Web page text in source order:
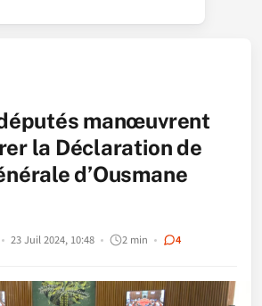
manœuvrent
la Déclaration de
d’Ousmane
23 Juil 2024, 10:48 2 min 4